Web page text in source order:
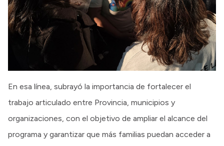
En esa línea, subrayó la importancia de fortalecer el
trabajo articulado entre Provincia, municipios y
organizaciones, con el objetivo de ampliar el alcance del
programa y garantizar que más familias puedan acceder a